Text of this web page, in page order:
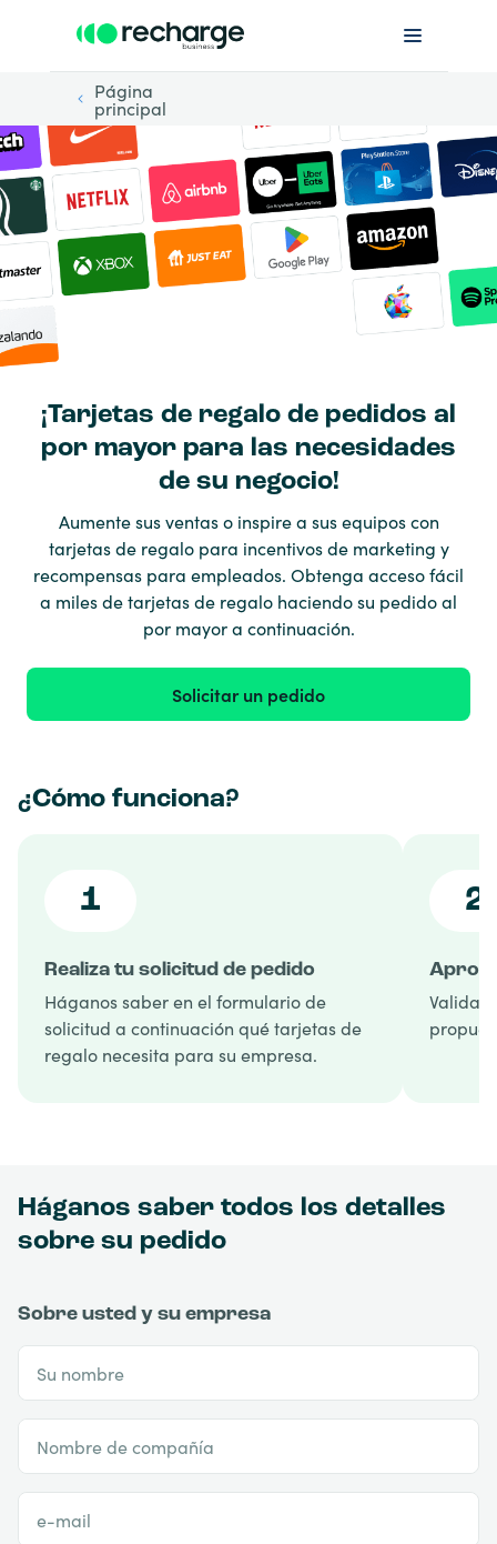
Página
principal
¡Tarjetas de regalo de pedidos al
por mayor para las necesidades
de su negocio!
Aumente sus ventas o inspire a sus equipos con
tarjetas de regalo para incentivos de marketing y
recompensas para empleados. Obtenga acceso fácil
a miles de tarjetas de regalo haciendo su pedido al
por mayor a continuación.
Solicitar un pedido
¿Cómo funciona?
1
Realiza tu solicitud de pedido
Háganos saber en el formulario de
solicitud a continuación qué tarjetas de
regalo necesita para su empresa.
2
Háganos saber todos los detalles
sobre su pedido
Sobre usted y su empresa
Su nombre
Nombre de compañía
e-mail